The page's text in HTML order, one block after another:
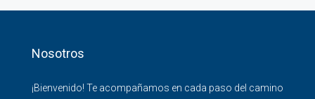
Nosotros
¡Bienvenido! Te acompañamos en cada paso del camino